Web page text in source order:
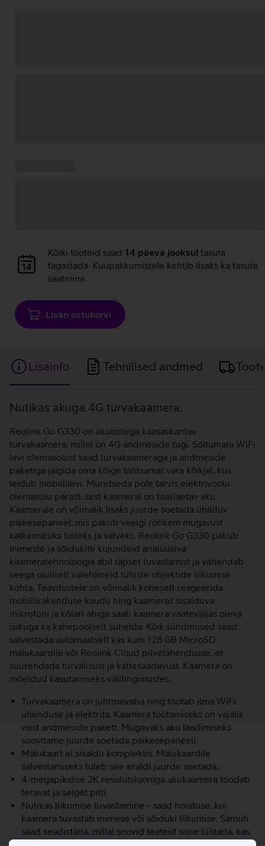
Andmete
laadimine
Kõiki tooteid saad 14 päeva jooksul tasuta
tagastada. Kuupakkumistele kehtib lisaks ka tasuta
saatmine.
Lisan ostukorvi
Lisainfo Tehnilised andmed
Lisainfo
Nutikas akuga 4G turvakaamera.
Reolink Go G330 on akutoitega kaasaskantav
turvakaamera, millel on 4G andmeside tugi. Sõltumata WiFi
levi olemasolust saad turvakaameraga ja andmeside
paketiga jälgida oma kõige tähtsamat vara kõikjal, kus
leidub mobiililevi. Muretseda pole tarvis elektrivoolu
olemasolu pärast, sest kaameral on taaslaetav aku.
Kaamerale on võimalik lisaks juurde soetada ühilduv
päikesepaneel, mis pakub veelgi rohkem mugavust
katkematuks toiteks ja valveks. Reolink Go G330 pakub
inimeste ja sõidukite kujundeid analüüsiva
kaameratehnoloogia abil täpset tuvastamist ja vähendab
seega oluliselt valehäireid tühiste objektide liikumise
kohta. Teavitustele on võimalik koheselt reageerida
mobiilirakenduse kaudu ning kaameras sisalduva
mikrofoni ja kõlari abiga saab kaamera vaateväljas oleva
isikuga ka kahepoolselt suhelda. Kõik sündmused saad
salvestada automaatselt kas kuni 128 GB MicroSD
mälukaardile või Reolink Cloud pilvelahendusse, et
suurendada turvalisust ja kättesaadavust. Kaamera on
mõeldud kasutamiseks välitingimustes.
Turvakaamera on juhtmevaba ning töötab ilma WiFi
ühenduse ja elektrita. Kaamera töötamiseks on vajalik
vaid andmeside pakett. Mugavaks aku laadimiseks
soovitame juurde soetada päikesepaneeli.
Mälukaart ei sisaldu komplektis. Mälukaardile
salvestamiseks tuleb see eraldi juurde soetada.
4-megapikslise 2K resolutsiooniga akukaamera toodab
teravat ja selget pilti.
Nutikas liikumise tuvastamine - saad hoiatuse, kui
kaamera tuvastab inimese või sõiduki liikumise. Samuti
saad seadistada, millal soovid teateid sisse lülitada, kas